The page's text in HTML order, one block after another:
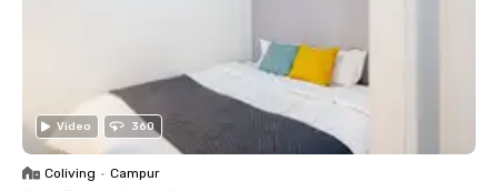
Video 360
Coliving • Campur